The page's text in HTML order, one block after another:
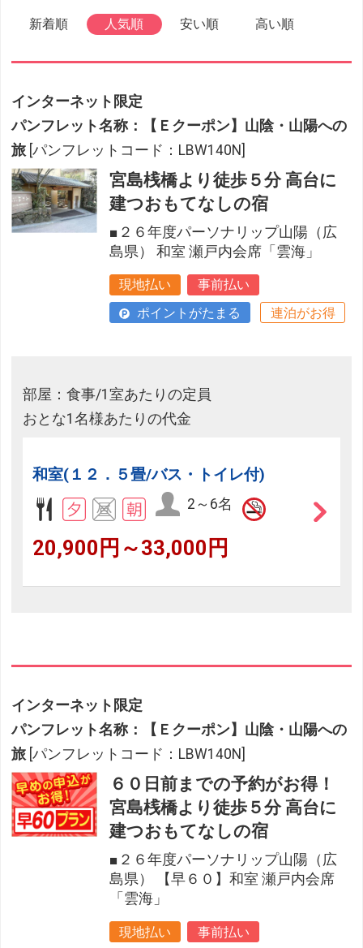
新着順 人気順 安い順 高い順
インターネット限定
パンフレット名称：【Ｅクーポン】山陰・山陽への
旅 [パンフレットコード：LBW140N]
宮島桟橋より徒歩５分 高台に
建つおもてなしの宿
■２６年度パーソナリップ山陽（広
島県） 和室 瀬戸内会席「雲海」
現地払い
事前払い
ポイントがたまる
連泊がお得
部屋：食事/1室あたりの定員
おとな1名様あたりの代金
和室(１２．５畳/バス・トイレ付)
2～6名
20,900円～33,000円
インターネット限定
パンフレット名称：【Ｅクーポン】山陰・山陽への
旅 [パンフレットコード：LBW140N]
６０日前までの予約がお得！
宮島桟橋より徒歩５分 高台に
建つおもてなしの宿
■２６年度パーソナリップ山陽（広
島県） 【早６０】和室 瀬戸内会席
「雲海」
現地払い
事前払い